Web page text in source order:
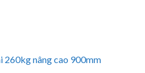
260kg nâng cao 900mm